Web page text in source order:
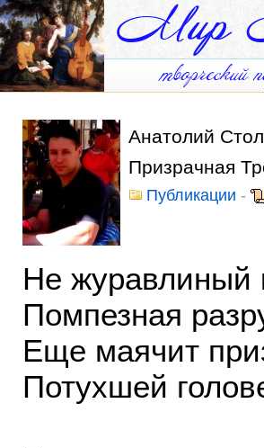
Анатолий
Призрачная
Публикации -
Не журавлиный
Помпезная
Еще маячит
Потухшей